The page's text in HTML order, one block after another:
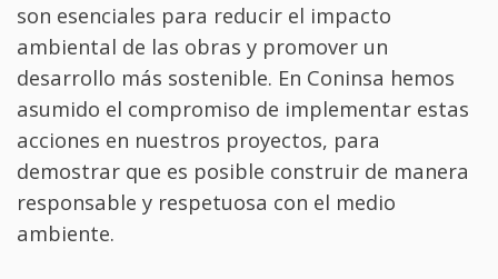
son esenciales para reducir el impacto
ambiental de las obras y promover un
desarrollo más sostenible. En Coninsa hemos
asumido el compromiso de implementar estas
acciones en nuestros proyectos, para
demostrar que es posible construir de manera
responsable y respetuosa con el medio
ambiente.